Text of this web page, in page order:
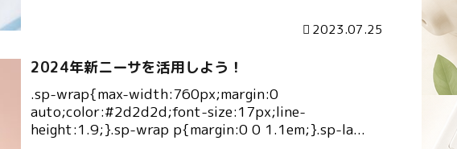
2023.07.25
2024年新ニーサを活用しよう！
.sp-wrap{max-width:760px;margin:0
auto;color:#2d2d2d;font-size:17px;line-
height:1.9;}.sp-wrap p{margin:0 0 1.1em;}.sp-la...